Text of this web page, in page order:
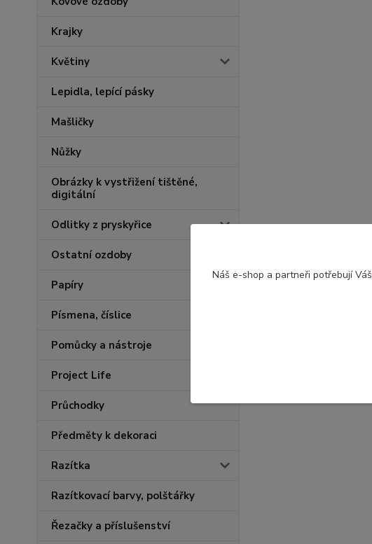
Krajky
Květiny
Lepidla, lepící pásky
Mašličky
Nůžky
Obrázky k vystřižení tištěné,
digitální
Odlitky z pryskyřice
Ostatní ozdoby
Papíry
Písmena, číslice
Pomůcky a nástroje
Project Life
Průchodky
Předměty k dekoraci
Razítka
Razítkovací barvy, polštářky
Řezačky a příslušenství
Náš e-shop a partneři potřebují Váš